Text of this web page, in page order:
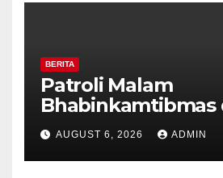
BERITA
Patroli Malam
Bhabinkamtibmas
Pilar Kelurahan
Perkuat
Diajak Aktifkan
AUGUST 6, 2026 ADMIN